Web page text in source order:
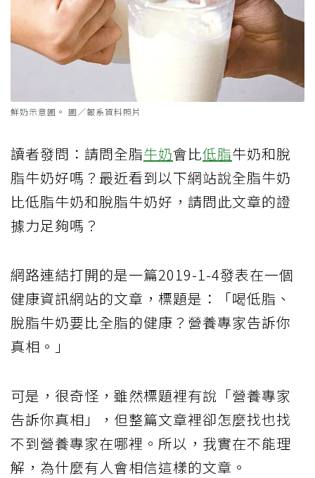
鮮奶示意圖。 圖／報系資料照片
讀者發問：請問全脂牛奶會比低脂牛奶和脫
脂牛奶好嗎？最近看到以下網站說全脂牛奶
比低脂牛奶和脫脂牛奶好，請問此文章的證
據力足夠嗎？
網路連結打開的是一篇2019-1-4發表在一個
健康資訊網站的文章，標題是：「喝低脂、
脫脂牛奶要比全脂的健康？營養專家告訴你
真相。」
可是，很奇怪，雖然標題裡有說「營養專家
告訴你真相」，但整篇文章裡卻怎麼找也找
不到營養專家在哪裡。所以，我實在不能理
解，為什麼有人會相信這樣的文章。